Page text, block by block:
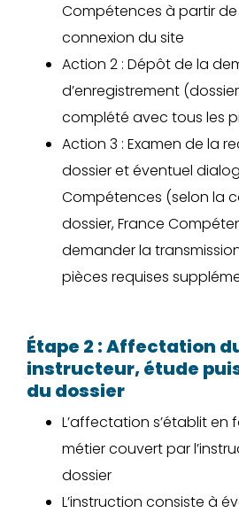
Compétences à partir
connexion du site
Action 2 : Dépôt de la
d’enregistrement
complété avec tous les
Action 3 : Examen de la
dossier et éventuel
Compétences (selon la
dossier, France
demander la
pièces requises
Étape 2 : Affectation
instructeur, étude
du dossier
L’affectation s’établit
métier couvert par
dossier
L’instruction consiste à